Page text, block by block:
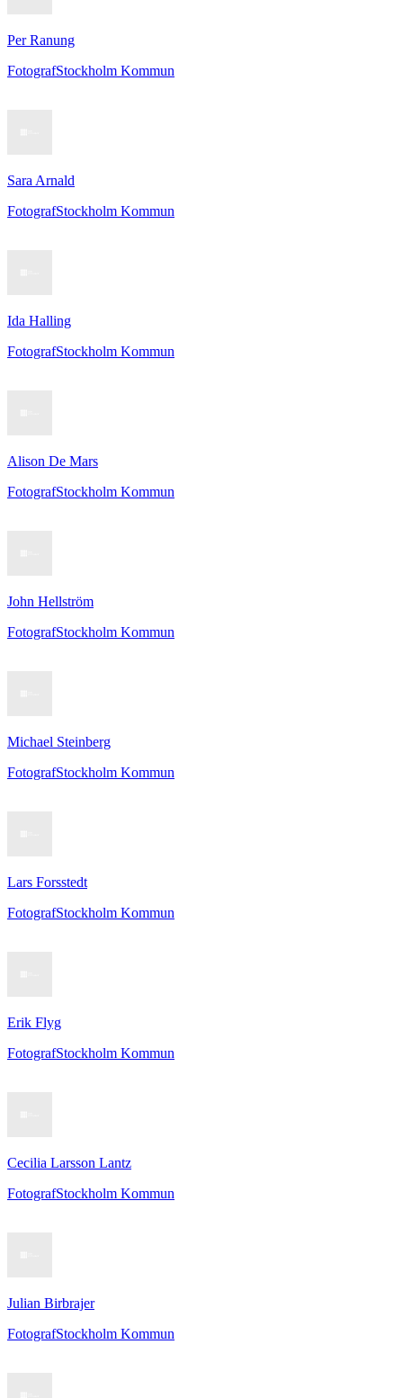
Per Ranung
FotografStockholm Kommun
Sara Arnald
FotografStockholm Kommun
Ida Halling
FotografStockholm Kommun
Alison De Mars
FotografStockholm Kommun
John Hellström
FotografStockholm Kommun
Michael Steinberg
FotografStockholm Kommun
Lars Forsstedt
FotografStockholm Kommun
Erik Flyg
FotografStockholm Kommun
Cecilia Larsson Lantz
FotografStockholm Kommun
Julian Birbrajer
FotografStockholm Kommun